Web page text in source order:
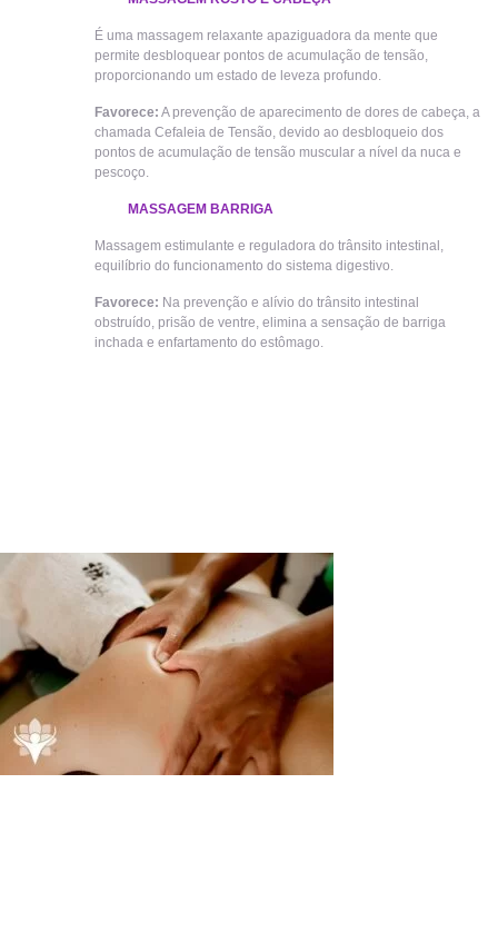
É uma massagem relaxante apaziguadora da mente que
permite desbloquear pontos de acumulação de tensão,
proporcionando um estado de leveza profundo.
Favorece: A prevenção de aparecimento de dores de cabeça, a
chamada Cefaleia de Tensão, devido ao desbloqueio dos
pontos de acumulação de tensão muscular a nível da nuca e
pescoço.
MASSAGEM BARRIGA
Massagem estimulante e reguladora do trânsito intestinal,
equilíbrio do funcionamento do sistema digestivo.
Favorece: Na prevenção e alívio do trânsito intestinal
obstruído, prisão de ventre, elimina a sensação de barriga
inchada e enfartamento do estômago.